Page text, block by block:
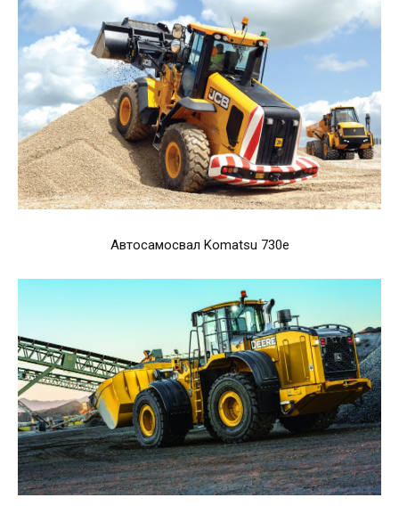
Автосамосвал Komatsu 730e